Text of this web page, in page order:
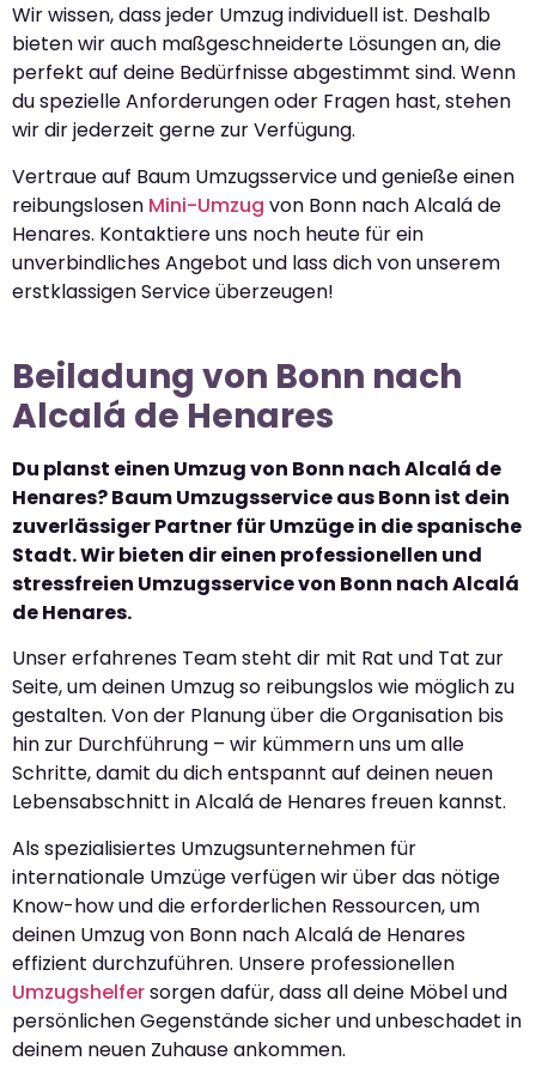
Wir wissen, dass jeder Umzug individuell ist. Deshalb
bieten wir auch maßgeschneiderte Lösungen an, die
perfekt auf deine Bedürfnisse abgestimmt sind. Wenn
du spezielle Anforderungen oder Fragen hast, stehen
wir dir jederzeit gerne zur Verfügung.
Vertraue auf Baum Umzugsservice und genieße einen
reibungslosen Mini-Umzug von Bonn nach Alcalá de
Henares. Kontaktiere uns noch heute für ein
unverbindliches Angebot und lass dich von unserem
erstklassigen Service überzeugen!
Beiladung von Bonn nach
Alcalá de Henares
Du planst einen Umzug von Bonn nach Alcalá de
Henares? Baum Umzugsservice aus Bonn ist dein
zuverlässiger Partner für Umzüge in die spanische
Stadt. Wir bieten dir einen professionellen und
stressfreien Umzugsservice von Bonn nach Alcalá
de Henares.
Unser erfahrenes Team steht dir mit Rat und Tat zur
Seite, um deinen Umzug so reibungslos wie möglich zu
gestalten. Von der Planung über die Organisation bis
hin zur Durchführung – wir kümmern uns um alle
Schritte, damit du dich entspannt auf deinen neuen
Lebensabschnitt in Alcalá de Henares freuen kannst.
Als spezialisiertes Umzugsunternehmen für
internationale Umzüge verfügen wir über das nötige
Know-how und die erforderlichen Ressourcen, um
deinen Umzug von Bonn nach Alcalá de Henares
effizient durchzuführen. Unsere professionellen
Umzugshelfersorgen dafür, dass all deine Möbel und
persönlichen Gegenstände sicher und unbeschadet in
deinem neuen Zuhause ankommen.